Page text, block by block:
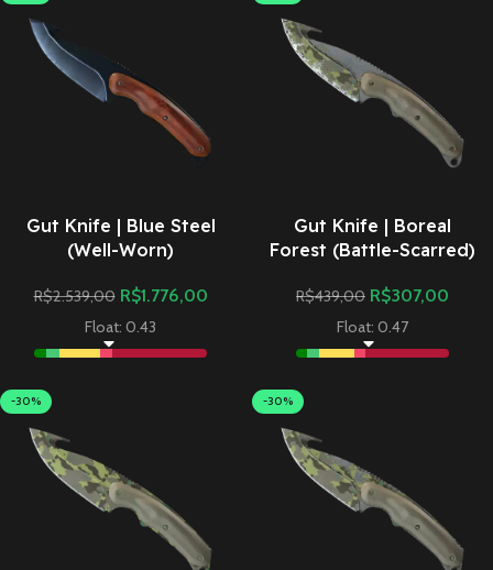
Gut Knife | Blue Steel
(Well-Worn)
R$2.539,00 R$1.776,00
Float: 0.43
Gut Knife | Boreal
Forest (Battle-Scarred)
R$439,00 R$307,00
Float: 0.47
-30% -30%